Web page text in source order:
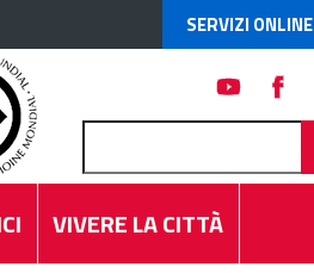
SERVIZI ONLINE
VIVERE LA CITTÀ